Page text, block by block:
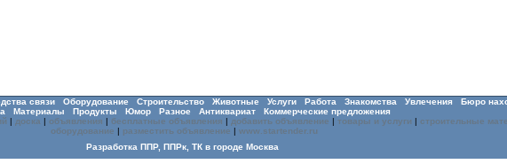
связи Оборудование Строительство Животные Услуги Работа Знакомства Увлечения Бюро
Материалы Продукты Юмор Разное Антиквариат
Коммерческие предложения
| доска | объявления | бесплатные объявления | добавить объявление | товары и услуги | строительные
оборудование | разместить объявление | www.startender.ru
Разработка ППР, ППРк, ТК в городе Москва